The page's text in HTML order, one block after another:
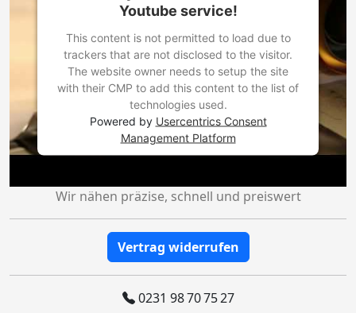
Youtube service!
This content is not permitted to load due to
trackers that are not disclosed to the visitor.
The website owner needs to setup the site
with their CMP to add this content to the list of
technologies used.
Powered by Usercentrics Consent
Management Platform
Wir nähen präzise, schnell und preiswert
Vertrag widerrufen
0231 98 70 75 27